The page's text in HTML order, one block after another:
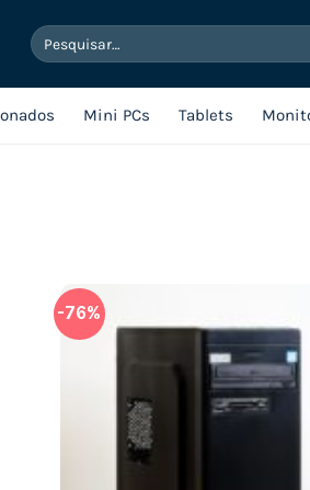
Pesquisar
por:
Mini PCs Tablets
-76%